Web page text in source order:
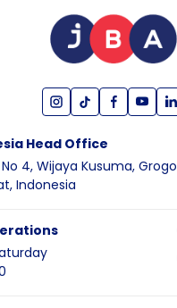
Head Office
4, Wijaya Kusuma,
Indonesia